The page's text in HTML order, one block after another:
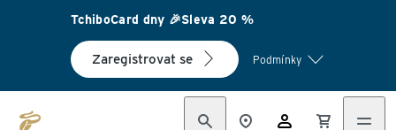
TchiboCard dny 🎉Sleva 20 %
Zaregistrovat se Podmínky